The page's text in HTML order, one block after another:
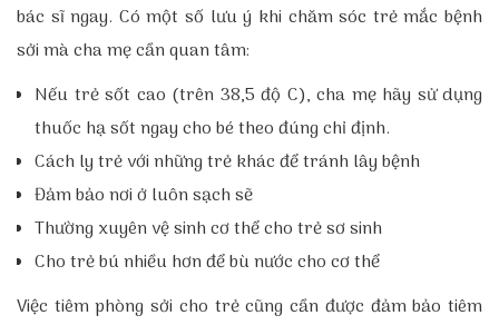
bác sĩ ngay. Có một số lưu ý khi chăm sóc trẻ mắc bệnh
sởi mà cha mẹ cần quan tâm:
Nếu trẻ sốt cao (trên 38,5 độ C), cha mẹ hãy sử dụng
thuốc hạ sốt ngay cho bé theo đúng chỉ định.
Cáchly trẻ với những trẻ khác để tránh lây bệnh
Đảm bảo nơi ởluôn sạch sẽ
Thường xuyên vệ sinh cơ thể cho trẻ sơ sinh
Cho trẻ bú nhiều hơn để bù nước cho cơ thể
Việc tiêm phòng sởi cho trẻ cũng cần được đảm bảo tiêm